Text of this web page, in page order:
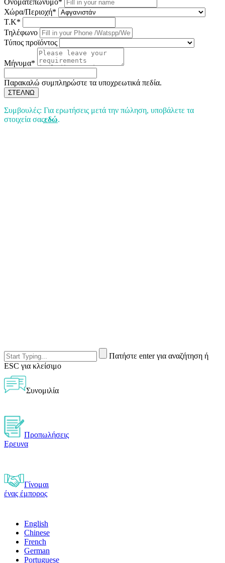
Ονοματεπώνυμο*
Χώρα/Περιοχή*
Τ.Κ*
Τηλέφωνο
Τύπος προϊόντος
Μήνυμα*
Παρακαλώ συμπληρώστε τα υποχρεωτικά πεδία.
ΣΤΕΛΝΩ
Συμβουλές: Για ερωτήσεις μετά την πώληση, υποβάλετε τα
στοιχεία σαςεδώ.
Πατήστε enter για αναζήτηση ή
ESC για κλείσιμο
Συνομιλία
Προπωλήσεις
Ερευνα
Γίνομαι
ένας έμπορος
English
Chinese
French
German
Portuguese